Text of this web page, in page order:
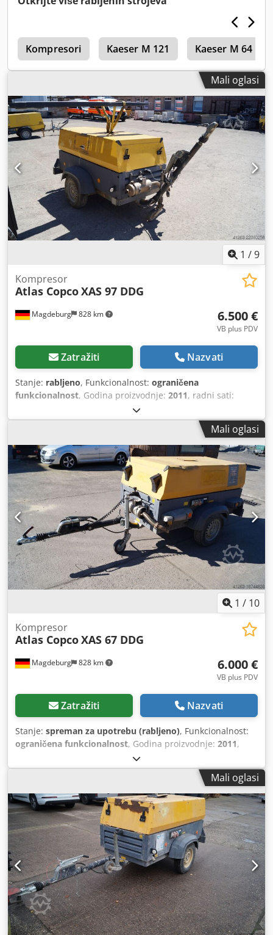
YA3062565B0165591, registracija prisutna. Codozbiivepfx
Kompresori Kaeser M 121 Kaeser M 64
Mali oglasi
1 /9
Magdeburg 828 km
Kompresor
Atlas CopcoXAS 97 DDG
6.500 €
VB plus PDV
Zatražiti Nazvati
Stanje: rabljeno, Funkcionalnost: ograničena
funkcionalnost, Godina proizvodnje: 2011, radni sati:
, Kompresor Atlas Copco XAS 97 DDG, godina
proizvodnje 2011, 1637 radnih sati, protok 5,3 m³, agregat
za nuždu 12,5 kVA, priključci: 1 x 230 V, 2 x 400 V, serijski
broj YA3062560C0262053, ABE i homologacija dostupni,
jedna torziona osovina savijena, nedostaje poklopac
klinastog remena, nedostaje zaštitna rešetka ventilatora.
Crjdpfozbiicox Ahfof
Mali oglasi
1 / 10
Magdeburg 828 km
Kompresor
Atlas CopcoXAS 67 DDG
6.000 €
VB plus PDV
Zatražiti Nazvati
Stanje: spreman za upotrebu (rabljeno), Funkcionalnost:
ograničena funkcionalnost, Godina proizvodnje: 2011,
filtar čestica
Copco XAS 67 DDG, izgrađen 2011., 1192 radna sata,
volumenski protok 3,5 m³, snaga za slučaj nužde 12,5 kVA,
priključci 1 x 230 volti, 2 x 400 volti, serijski broj
YA3062566B0165583, dostupno odobrenje, osigurač
pregori kad je uključeno napajanje za slučaj opasnosti,
nizvodni filter čađe S MF-MR Crsdpfev Rbufsx Ahfjf
Mali oglasi